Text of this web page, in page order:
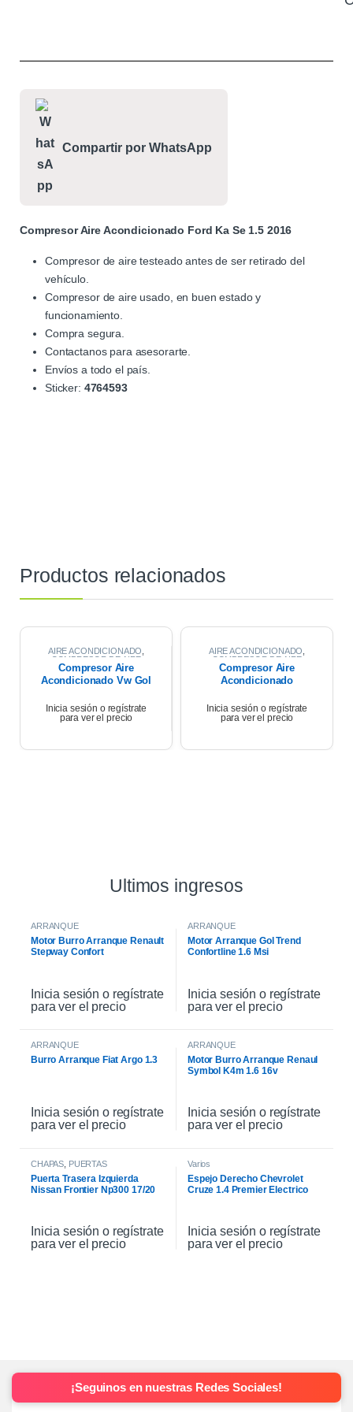
Compartir por WhatsApp
Compresor Aire Acondicionado Ford Ka Se 1.5 2016
Compresor de aire testeado antes de ser retirado del
vehículo.
Compresor de aire usado, en buen estado y
funcionamiento.
Compra segura.
Contactanos para asesorarte.
Envíos a todo el país.
Sticker: 4764593
Productos relacionados
AIRE ACONDICIONADO
COMPRESOR DE AIRE
Compresor Aire
Acondicionado Vw Gol
Inicia sesión o regístrate
para ver el precio
AIRE ACONDICIONADO
COMPRESOR DE AIRE
Compresor Aire
Acondicionado
K4m 2013
Inicia sesión o regístrate
para ver el precio
Ultimos ingresos
ARRANQUE
Motor Burro Arranque Renault
Stepway Confort
Inicia sesión o regístrate
para ver el precio
ARRANQUE
Motor Arranque Gol Trend
Confortline 1.6 Msi
Inicia sesión o regístrate
para ver el precio
ARRANQUE
Burro Arranque Fiat Argo 1.3
Inicia sesión o regístrate
para ver el precio
ARRANQUE
Motor Burro Arranque Renaul
Symbol K4m 1.6 16v
Inicia sesión o regístrate
para ver el precio
CHAPAS PUERTAS
Puerta Trasera Izquierda
Nissan Frontier Np300 17/20
Inicia sesión o regístrate
para ver el precio
Varios
Espejo Derecho Chevrolet
Cruze 1.4 Premier Electrico
Inicia sesión o regístrate
para ver el precio
¡Seguinos en nuestras Redes Sociales!